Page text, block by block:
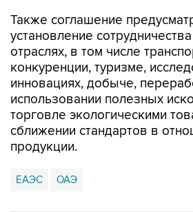
Также соглашение
установление
отраслях, в том числе
конкуренции, туризме,
инновациях, добыче,
использовании полезных
торговле экологическими
сближении стандартов в
продукции.
ЕАЭС ОАЭ